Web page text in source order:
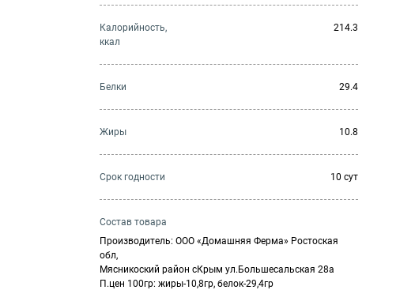
Калорийность,
ккал
214.3
Белки 29.4
Жиры 10.8
Cрок годности 10 сут
Состав товара
Производитель: ООО «Домашняя Ферма» Ростоская
обл,
Мясникоский район сКрым ул.Большесальская 28а
П.цен 100гр: жиры-10,8гр, белок-29,4гр